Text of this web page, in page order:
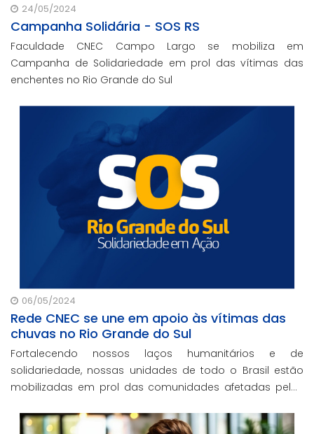
24/05/2024
Campanha Solidária - SOS RS
Faculdade CNEC Campo Largo se mobiliza em
Campanha de Solidariedade em prol das vítimas das
enchentes no Rio Grande do Sul
06/05/2024
Rede CNEC se une em apoio às vítimas das
chuvas no Rio Grande do Sul
Fortalecendo nossos laços humanitários e de
solidariedade, nossas unidades de todo o Brasil estão
mobilizadas em prol das comunidades afetadas pelas